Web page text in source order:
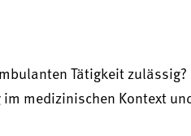
Tätigkeit zulässig?
medizinischen Kontext